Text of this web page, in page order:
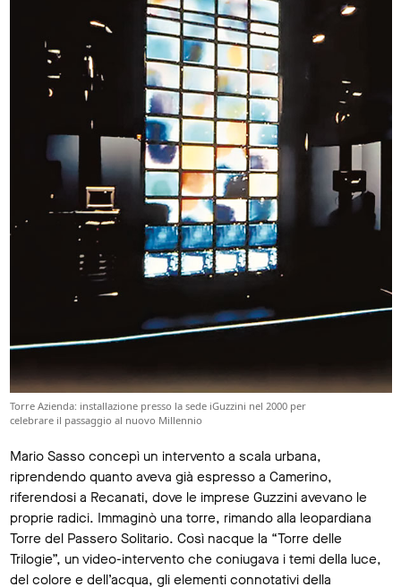
Torre Azienda: installazione presso la sede iGuzzini nel 2000 per
celebrare il passaggio al nuovo Millennio
Mario Sasso concepì un intervento a scala urbana,
riprendendo quanto aveva già espresso a Camerino,
riferendosi a Recanati, dove le imprese Guzzini avevano le
proprie radici. Immaginò una torre, rimando alla leopardiana
Torre del Passero Solitario. Così nacque la “Torre delle
Trilogie”, un video-intervento che coniugava i temi della luce,
del colore e dell’acqua, gli elementi connotativi della